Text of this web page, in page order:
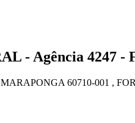
- Agência 4247 -
60710-001 ,